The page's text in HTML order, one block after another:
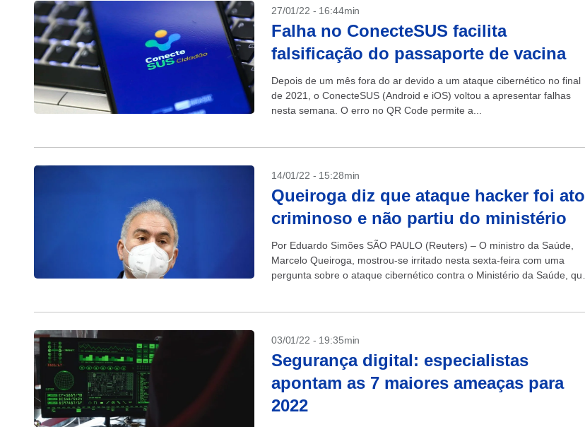
27/01/22 - 16:44min
Falha no ConecteSUS facilita
falsificação do passaporte de vacina
Depois de um mês fora do ar devido a um ataque cibernético no final
de 2021, o ConecteSUS (Android e iOS) voltou a apresentar falhas
nesta semana. O erro no QR Code permite a...
14/01/22 - 15:28min
Queiroga diz que ataque hacker foi ato
criminoso e não partiu do ministério
Por Eduardo Simões SÃO PAULO (Reuters) – O ministro da Saúde,
Marcelo Queiroga, mostrou-se irritado nesta sexta-feira com uma
pergunta sobre o ataque cibernético contra o Ministério da Saúde, que
03/01/22 - 19:35min
Segurança digital: especialistas
apontam as 7 maiores ameaças para
2022